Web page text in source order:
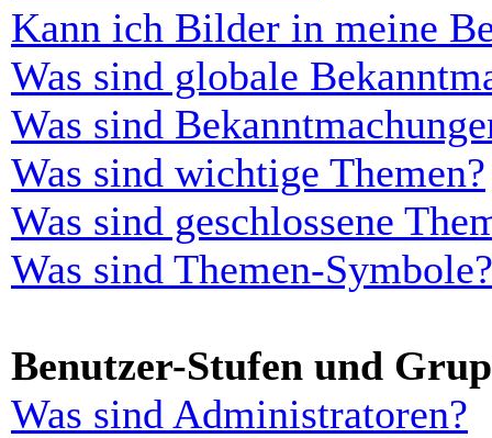
Kann ich Bilder in meine
Was sind globale
Was sind
Was sind wichtige Themen?
Was sind geschlossene
Was sind Themen-Symbole?
Benutzer-Stufen und
Was sind Administratoren?